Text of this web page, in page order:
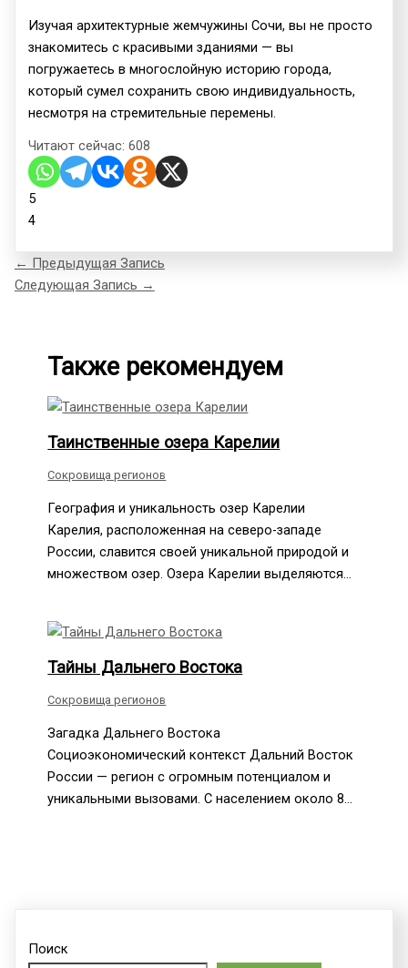
Изучая архитектурные жемчужины Сочи, вы не просто
знакомитесь с красивыми зданиями — вы
погружаетесь в многослойную историю города,
который сумел сохранить свою индивидуальность,
несмотря на стремительные перемены.
Читают сейчас: 608
5
4
← Предыдущая Запись
Следующая Запись →
Также рекомендуем
Таинственные озера Карелии
Сокровища регионов
География и уникальность озер Карелии
Карелия, расположенная на северо-западе
России, славится своей уникальной природой и
множеством озер. Озера Карелии выделяются…
Тайны Дальнего Востока
Сокровища регионов
Загадка Дальнего Востока
Социоэкономический контекст Дальний Восток
России — регион с огромным потенциалом и
уникальными вызовами. С населением около 8…
Поиск